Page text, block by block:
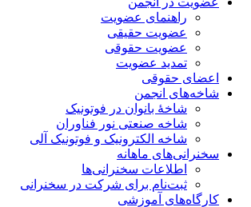
راهنمای عضویت
عضویت حقیقی
عضویت حقوقی
تمدید عضویت
اعضای حقوقی
شاخه‌های انجمن
شاخۀ بانوان در فوتونیک
شاخه صنعتی نور فناوران
شاخه‌ الکترونیک و فوتونیک آلی
سخنرانی‌های ماهانه
اطلاعات سخنرانی‌‌ها
ثبت‌نام برای شرکت در سخنرانی
کارگاه‌های آموزشی